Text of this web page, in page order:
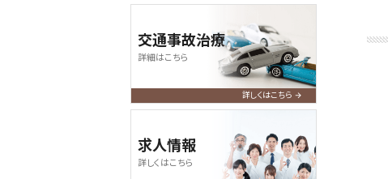
交通事故治療
詳細はこちら
詳しくはこちら
求人情報
詳しくはこちら